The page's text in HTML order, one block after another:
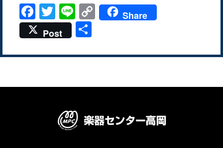
Facebook
Twitter
LineCopy
Link
Share
Post